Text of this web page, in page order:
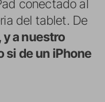
conectado al
del tablet. De
y a nuestro
si de un iPhone